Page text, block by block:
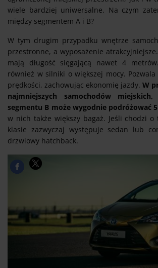
wiele bardziej uniwersalne. Na czym
między segmentem A i B?
W tym drugim przypadku wnętrze
przestronne, a wyposażenie
mają długość sięgającą nawet 4
również w silniki o większej mocy.
prędkości, zachowując ekonomię jazdy. W
najmniejszych samochodów
segmentu B może wygodnie podróżować
w nich także większy bagaż. Jeśli chodzi o
klasie zazwyczaj występuje sedan lub
drzwiowy hatchback.